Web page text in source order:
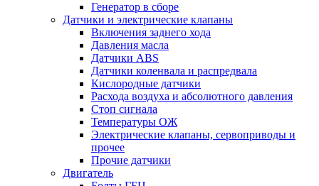
Генератор в сборе
Датчики и электрические клапаны
Включения заднего хода
Давления масла
Датчики ABS
Датчики коленвала и распредвала
Кислородные датчики
Расхода воздуха и абсолютного давления
Стоп сигнала
Температуры ОЖ
Электрические клапаны, сервоприводы и
прочее
Прочие датчики
Двигатель